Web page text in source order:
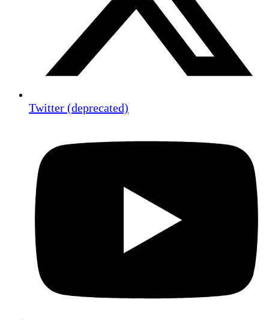
Twitter (deprecated)